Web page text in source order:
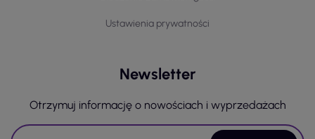
Ustawienia prywatności
Newsletter
Otrzymuj informację o nowościach i wyprzedażach